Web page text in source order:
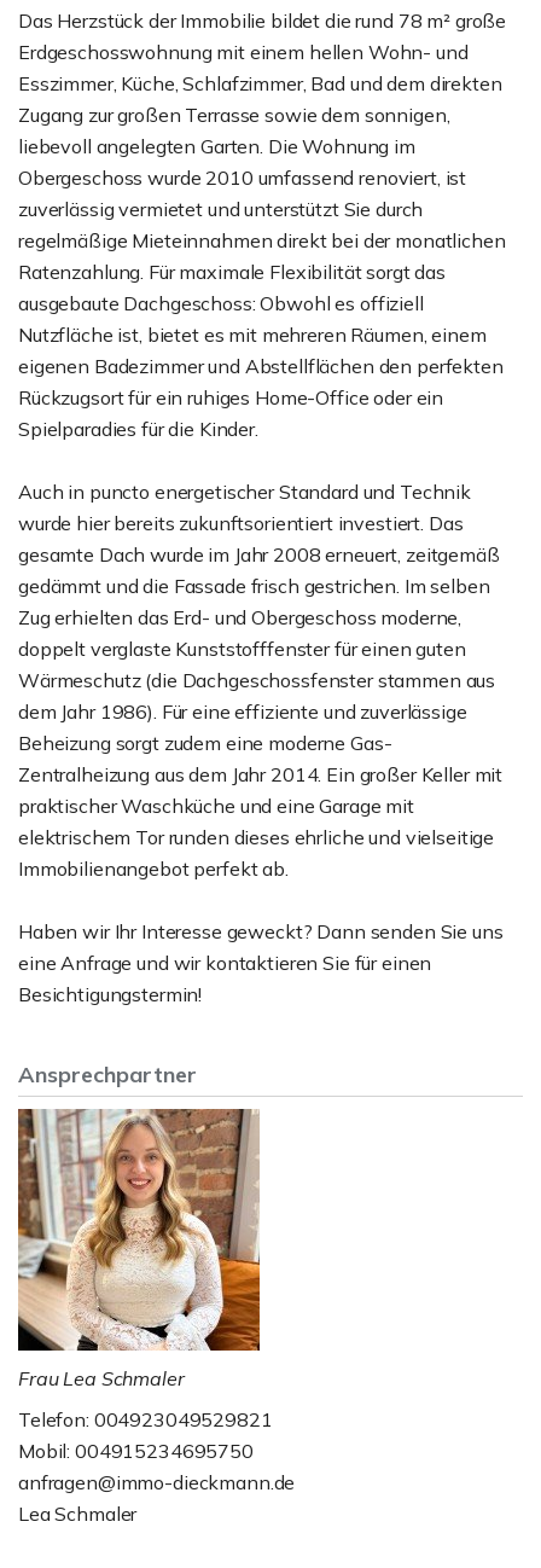
Das Herzstück der Immobilie bildet die rund 78 m² große
Erdgeschosswohnung mit einem hellen Wohn- und
Esszimmer, Küche, Schlafzimmer, Bad und dem direkten
Zugang zur großen Terrasse sowie dem sonnigen,
liebevoll angelegten Garten. Die Wohnung im
Obergeschoss wurde 2010 umfassend renoviert, ist
zuverlässig vermietet und unterstützt Sie durch
regelmäßige Mieteinnahmen direkt bei der monatlichen
Ratenzahlung. Für maximale Flexibilität sorgt das
ausgebaute Dachgeschoss: Obwohl es offiziell
Nutzfläche ist, bietet es mit mehreren Räumen, einem
eigenen Badezimmer und Abstellflächen den perfekten
Rückzugsort für ein ruhiges Home-Office oder ein
Spielparadies für die Kinder.
Auch in puncto energetischer Standard und Technik
wurde hier bereits zukunftsorientiert investiert. Das
gesamte Dach wurde im Jahr 2008 erneuert, zeitgemäß
gedämmt und die Fassade frisch gestrichen. Im selben
Zug erhielten das Erd- und Obergeschoss moderne,
doppelt verglaste Kunststofffenster für einen guten
Wärmeschutz (die Dachgeschossfenster stammen aus
dem Jahr 1986). Für eine effiziente und zuverlässige
Beheizung sorgt zudem eine moderne Gas-
Zentralheizung aus dem Jahr 2014. Ein großer Keller mit
praktischer Waschküche und eine Garage mit
elektrischem Tor runden dieses ehrliche und vielseitige
Immobilienangebot perfekt ab.
Haben wir Ihr Interesse geweckt? Dann senden Sie uns
eine Anfrage und wir kontaktieren Sie für einen
Besichtigungstermin!
Ansprechpartner
Frau Lea Schmaler
Telefon: 004923049529821
Mobil: 004915234695750
anfragen@immo-dieckmann.de
Lea Schmaler